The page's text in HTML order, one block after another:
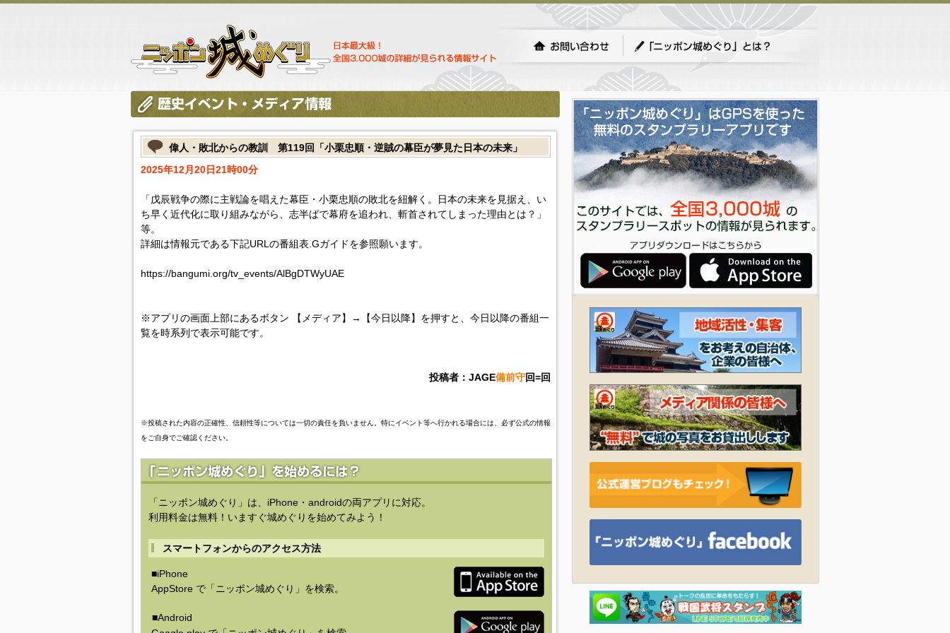
偉人・敗北からの教訓 第119回「小栗忠順・逆賊の幕臣が夢見た日本の未来」
2025年12月20日21時00分
「戊辰戦争の際に主戦論を唱えた幕臣・小栗忠順の敗北を紐解く。日本の未来を見据え、い
ち早く近代化に取り組みながら、志半ばで幕府を追われ、斬首されてしまった理由とは？」
等。
詳細は情報元である下記URLの番組表.Gガイドを参照願います。
https://bangumi.org/tv_events/AlBgDTWyUAE
※アプリの画面上部にあるボタン 【メディア】→【今日以降】を押すと、今日以降の番組一
覧を時系列で表示可能です。
投稿者：JAGE備前守回=回
※投稿された内容の正確性、信頼性等については一切の責任を負いません。特にイベント等へ行かれる場合には、必ず公式の情報
をご自身でご確認ください。
「ニッポン城めぐり」は、iPhone・androidの両アプリに対応。
利用料金は無料！いますぐ城めぐりを始めてみよう！
スマートフォンからのアクセス方法
■iPhone
AppStore で「ニッポン城めぐり」を検索。
■Android